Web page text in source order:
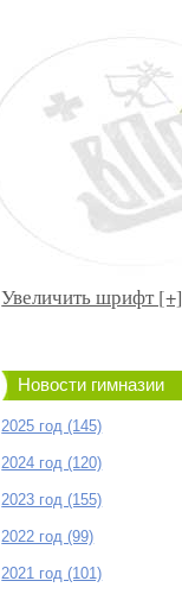
Увеличить шрифт [+]
Новости гимназии
2025 год (145)
2024 год (120)
2023 год (155)
2022 год (99)
2021 год (101)